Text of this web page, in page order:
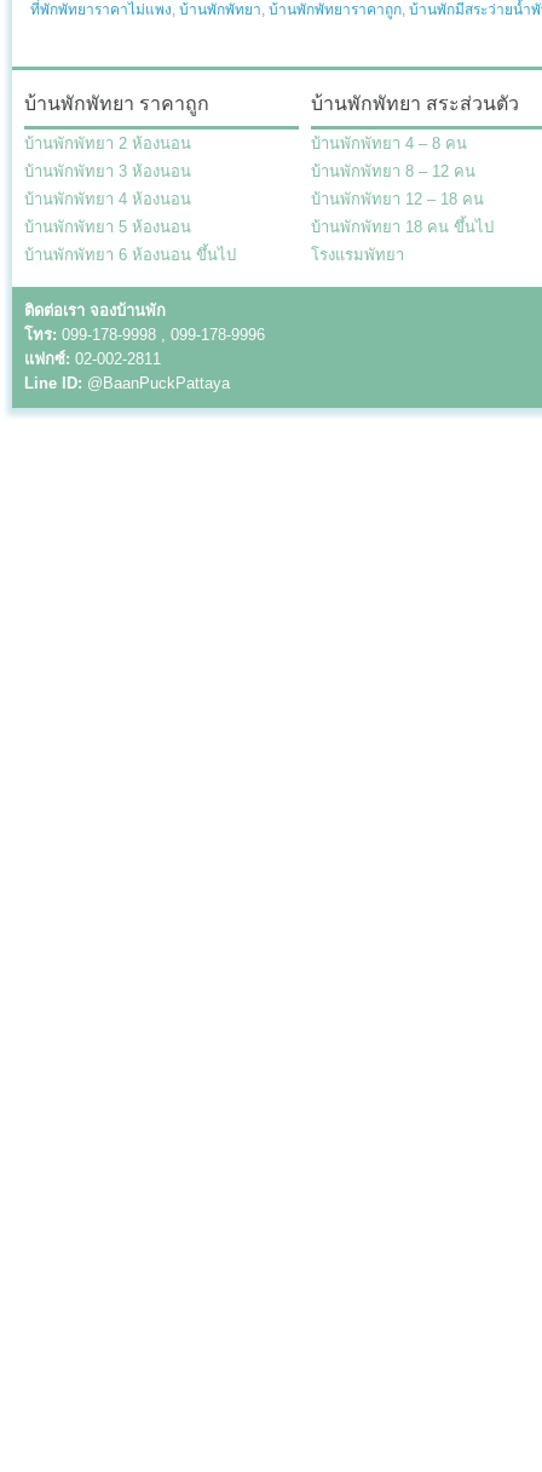
ที่พักพัทยาราคาไม่แพง, บ้านพักพัทยา, บ้านพักพัทยาราคาถูก, บ้านพักมีสระว่ายน้ำ
บ้านพักพัทยา ราคาถูก
บ้านพักพัทยา 2 ห้องนอน
บ้านพักพัทยา 3 ห้องนอน
บ้านพักพัทยา 4 ห้องนอน
บ้านพักพัทยา 5 ห้องนอน
บ้านพักพัทยา 6 ห้องนอน ขึ้นไป
บ้านพักพัทยา สระส่วนตัว
บ้านพักพัทยา 4 – 8 คน
บ้านพักพัทยา 8 – 12 คน
บ้านพักพัทยา 12 – 18 คน
บ้านพักพัทยา 18 คน ขึ้นไป
โรงแรมพัทยา
ติดต่อเรา จองบ้านพัก
โทร: 099-178-9998 , 099-178-9996
แฟกซ์: 02-002-2811
Line ID: @BaanPuckPattaya